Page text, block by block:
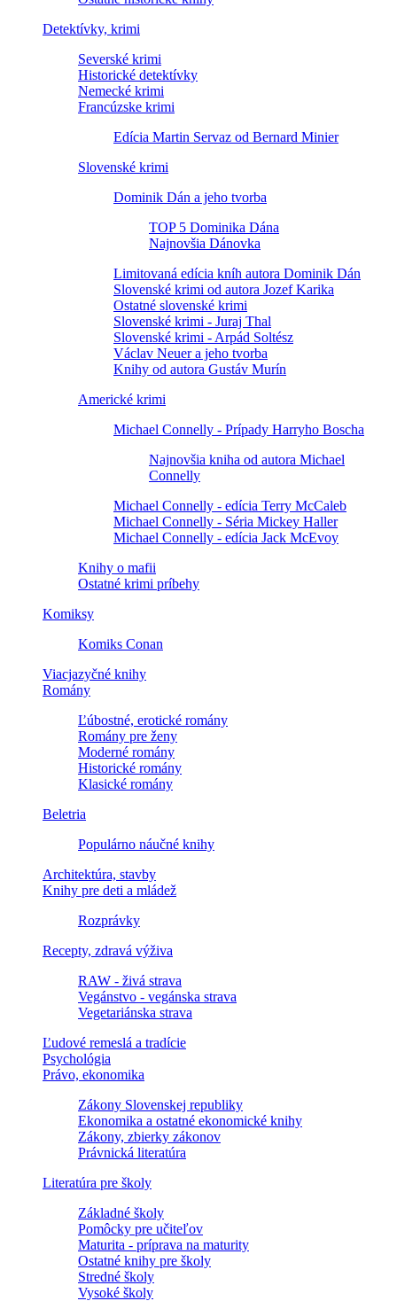
Detektívky, krimi
Severské krimi
Historické detektívky
Nemecké krimi
Francúzske krimi
Edícia Martin Servaz od Bernard Minier
Slovenské krimi
Dominik Dán a jeho tvorba
TOP 5 Dominika Dána
Najnovšia Dánovka
Limitovaná edícia kníh autora Dominik Dán
Slovenské krimi od autora Jozef Karika
Ostatné slovenské krimi
Slovenské krimi - Juraj Thal
Slovenské krimi - Arpád Soltész
Václav Neuer a jeho tvorba
Knihy od autora Gustáv Murín
Americké krimi
Michael Connelly - Prípady Harryho Boscha
Najnovšia kniha od autora Michael
Connelly
Michael Connelly - edícia Terry McCaleb
Michael Connelly - Séria Mickey Haller
Michael Connelly - edícia Jack McEvoy
Knihy o mafii
Ostatné krimi príbehy
Komiksy
Komiks Conan
Viacjazyčné knihy
Romány
Ľúbostné, erotické romány
Romány pre ženy
Moderné romány
Historické romány
Klasické romány
Beletria
Populárno náučné knihy
Architektúra, stavby
Knihy pre deti a mládež
Rozprávky
Recepty, zdravá výživa
RAW - živá strava
Vegánstvo - vegánska strava
Vegetariánska strava
Ľudové remeslá a tradície
Psychológia
Právo, ekonomika
Zákony Slovenskej republiky
Ekonomika a ostatné ekonomické knihy
Zákony, zbierky zákonov
Právnická literatúra
Literatúra pre školy
Základné školy
Pomôcky pre učiteľov
Maturita - príprava na maturity
Ostatné knihy pre školy
Stredné školy
Vysoké školy